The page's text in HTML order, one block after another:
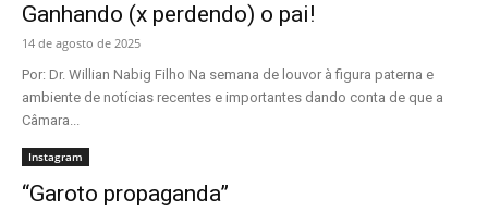
Ganhando (x perdendo) o pai!
14 de agosto de 2025
Por: Dr. Willian Nabig Filho Na semana de louvor à figura paterna e
ambiente de notícias recentes e importantes dando conta de que a
Câmara...
Instagram
“Garoto propaganda”